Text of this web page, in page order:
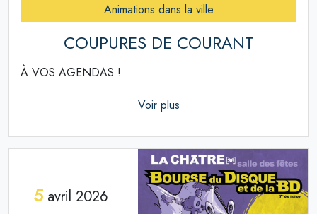
Animations dans la ville
COUPURES DE COURANT
À VOS AGENDAS !
Voir plus
5 avril 2026